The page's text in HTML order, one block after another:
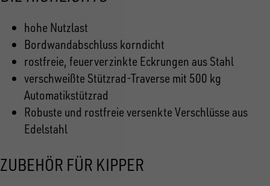
hohe Nutzlast
Bordwandabschluss korndicht
rostfreie, feuerverzinkte Eckrungen aus Stahl
verschweißte Stützrad-Traverse mit 500 kg
Automatikstützrad
Robuste und rostfreie versenkte Verschlüsse aus
Edelstahl
ZUBEHÖR FÜR KIPPER